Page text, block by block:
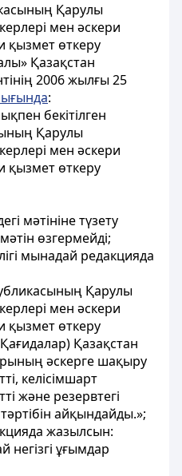
Қарулы
мен әскери
қызмет өткеру
Қазақстан
2006 жылғы 25
:
бекітілген
Қарулы
мен әскери
қызмет өткеру
мәтініне түзету
мәтін өзгермейді;
мынадай редакцияда
Қарулы
мен әскери
қызмет өткеру
Қазақстан
әскерге шақыру
келісімшарт
және резервтегі
айқындайды.»;
жазылсын:
негізгі ұғымдар